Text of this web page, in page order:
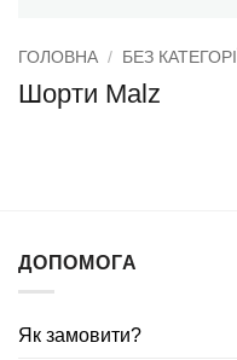
ГОЛОВНА / БЕЗ КАТЕГОРІЇ
Шорти Malz
ДОПОМОГА
Як замовити?